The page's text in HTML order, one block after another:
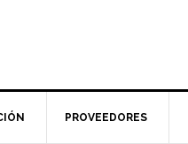
PROVEEDORES